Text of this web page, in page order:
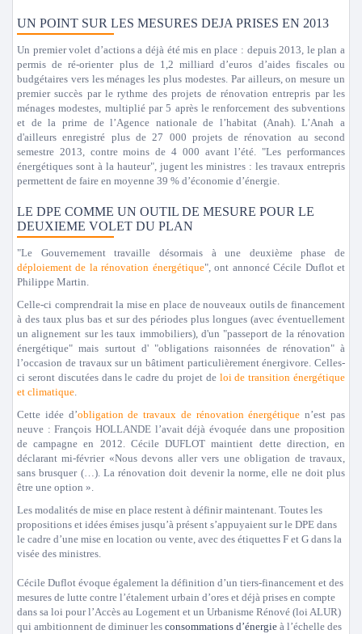
UN POINT SUR LES MESURES DEJA PRISES EN 2013
Un premier volet d’actions a déjà été mis en place : depuis 2013, le plan a
permis de ré-orienter plus de 1,2 milliard d’euros d’aides fiscales ou
budgétaires vers les ménages les plus modestes. Par ailleurs, on mesure un
premier succès par le rythme des projets de rénovation entrepris par les
ménages modestes, multiplié par 5 après le renforcement des subventions
et de la prime de l’Agence nationale de l’habitat (Anah). L’Anah a
d'ailleurs enregistré plus de 27 000 projets de rénovation au second
semestre 2013, contre moins de 4 000 avant l’été. "Les performances
énergétiques sont à la hauteur", jugent les ministres : les travaux entrepris
permettent de faire en moyenne 39 % d’économie d’énergie.
LE DPE COMME UN OUTIL DE MESURE POUR LE
DEUXIEME VOLET DU PLAN
"Le Gouvernement travaille désormais à une deuxième phase de
déploiement de la rénovation énergétique", ont annoncé Cécile Duflot et
Philippe Martin.
Celle-ci comprendrait la mise en place de nouveaux outils de financement
à des taux plus bas et sur des périodes plus longues (avec éventuellement
un alignement sur les taux immobiliers), d'un "passeport de la rénovation
énergétique" mais surtout d' "obligations raisonnées de rénovation" à
l’occasion de travaux sur un bâtiment particulièrement énergivore. Celles-
ci seront discutées dans le cadre du projet de loi de transition énergétique
et climatique.
Cette idée d’obligation de travaux de rénovation énergétique n’est pas
neuve : François HOLLANDE l’avait déjà évoquée dans une proposition
de campagne en 2012. Cécile DUFLOT maintient dette direction, en
déclarant mi-février «Nous devons aller vers une obligation de travaux,
sans brusquer (…). La rénovation doit devenir la norme, elle ne doit plus
être une option ».
Les modalités de mise en place restent à définir maintenant. Toutes les
propositions et idées émises jusqu’à présent s’appuyaient sur le DPE dans
le cadre d’une mise en location ou vente, avec des étiquettes F et G dans la
visée des ministres.
Cécile Duflot évoque également la définition d’un tiers-financement et des
mesures de lutte contre l’étalement urbain d’ores et déjà prises en compte
dans sa loi pour l’Accès au Logement et un Urbanisme Rénové (loi ALUR)
qui ambitionnent de diminuer les consommations d’énergie à l’échelle des